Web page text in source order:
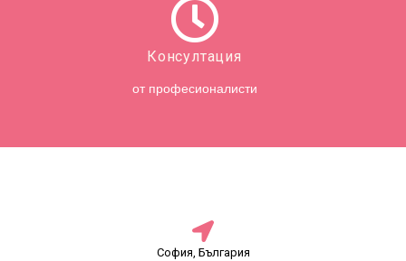
Консултация
от професионалисти
София, България